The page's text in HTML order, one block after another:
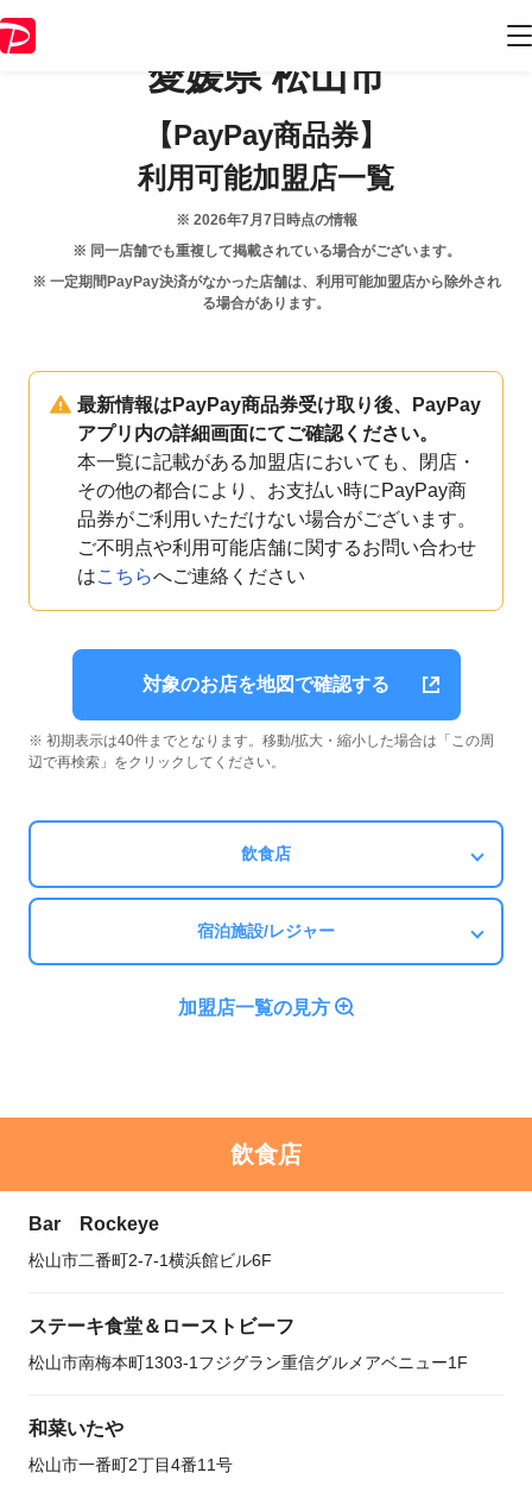
愛媛県 松山市
【PayPay商品券】
利用可能加盟店一覧
※ 2026年7月7日 時点の情報
※ 同一店舗でも重複して掲載されている場合がございます。
※ 一定期間PayPay決済がなかった店舗は、利用可能加盟店から除外され
る場合があります。
最新情報はPayPay商品券受け取り後、PayPay
アプリ内の詳細画面にてご確認ください。
本一覧に記載がある加盟店においても、閉店・
その他の都合により、お支払い時にPayPay商
品券がご利用いただけない場合がございます。
ご不明点や利用可能店舗に関するお問い合わせ
はこちらへご連絡ください
対象のお店を地図で確認する
※ 初期表示は40件までとなります。移動/拡大・縮小した場合は「この周
辺で再検索」をクリックしてください。
飲食店
宿泊施設/レジャー
加盟店一覧の見方
飲食店
Bar Rockeye
松山市二番町2-7-1横浜館ビル6F
ステーキ食堂＆ローストビーフ
松山市南梅本町1303-1フジグラン重信グルメアベニュー1F
和菜いたや
松山市一番町2丁目4番11号